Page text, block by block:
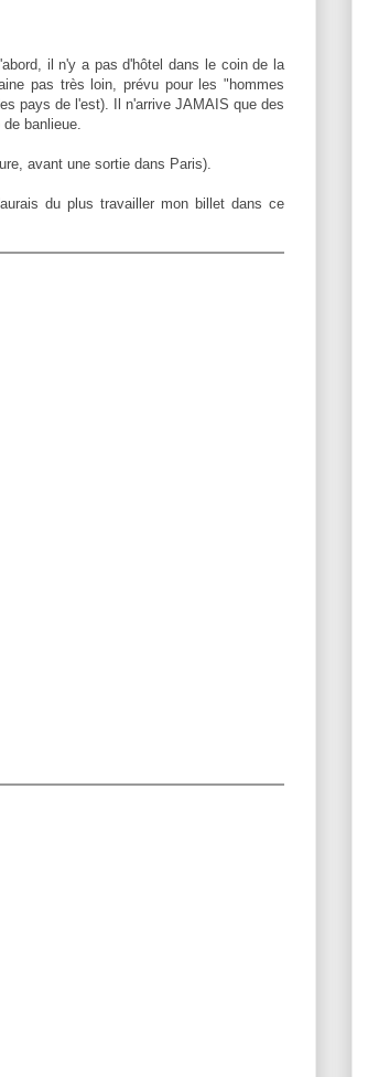
il n'y a pas d'hôtel dans le coin de la
pas très loin, prévu pour les "hommes
pays de l'est). Il n'arrive JAMAIS que des
banlieue.
avant une sortie dans Paris).
du plus travailler mon billet dans ce